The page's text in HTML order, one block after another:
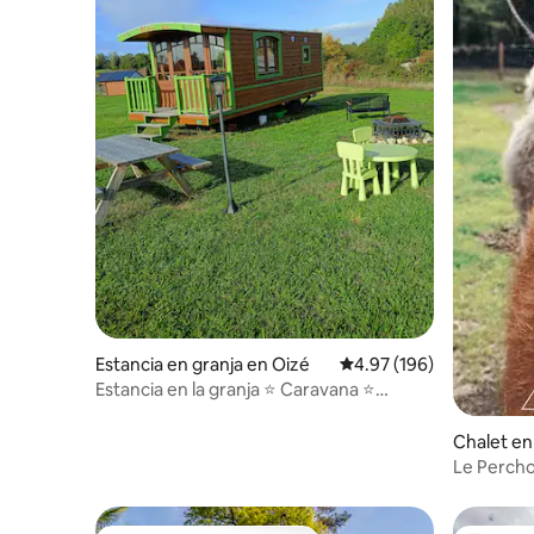
Estancia en granja en Oizé Calificación promedio:
4.97 (196)
Estancia en la granja ⭐ Caravana ⭐
Chalet
Le